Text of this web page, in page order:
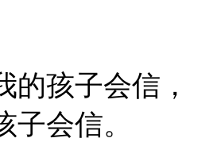
的孩子会信，
子会信。